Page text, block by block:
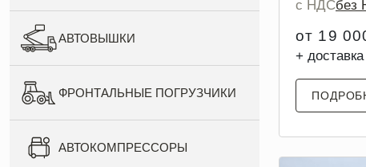
АВТОВЫШКИ
ФРОНТАЛЬНЫЕ ПОГРУЗЧИКИ
АВТОКОМПРЕССОРЫ
с НДСбез
от 19
+